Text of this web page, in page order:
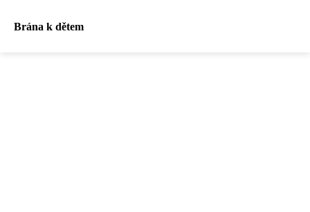
Brána k dětem